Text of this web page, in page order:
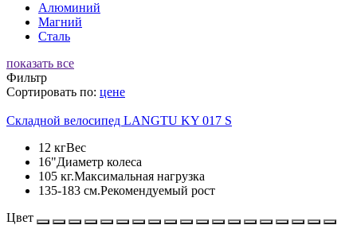
Алюминий
Магний
Сталь
показать все
Фильтр
Сортировать по: цене
Складной велосипед LANGTU KY 017 S
12 кгВес
16"Диаметр колеса
105 кг.Максимальная нагрузка
135-183 см.Рекомендуемый рост
Цвет